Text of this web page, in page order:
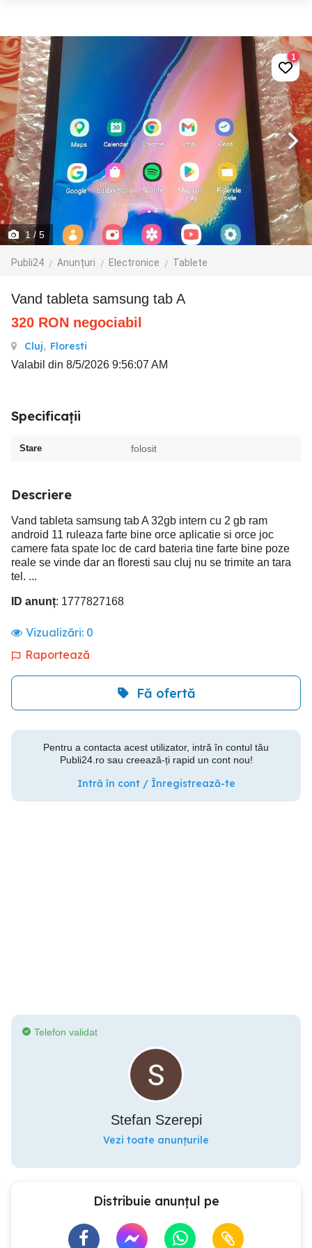
1 / 5
Publi24 Anunțuri Electronice Tablete
1
Vand tableta samsung tab A
320 RON negociabil
Cluj, Floresti
Valabil din 8/5/2026 9:56:07 AM
Specificații
Stare folosit
Descriere
Vand tableta samsung tab A 32gb intern cu 2 gb ram
android 11 ruleaza farte bine orce aplicatie si orce joc
camere fata spate loc de card bateria tine farte bine poze
reale se vinde dar an floresti sau cluj nu se trimite an tara
tel. ...
ID anunț: 1777827168
Vizualizări: 0
Raportează
Fă ofertă
Pentru a contacta acest utilizator, intră în contul tău
Publi24.ro sau creează-ți rapid un cont nou!
Intră în cont / Înregistrează-te
Telefon validat
Stefan Szerepi
Vezi toate anunțurile
Distribuie anunțul pe